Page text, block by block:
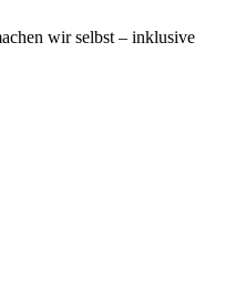
wir selbst – inklusive